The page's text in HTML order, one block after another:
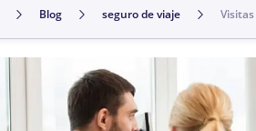
Blog seguro de viaje